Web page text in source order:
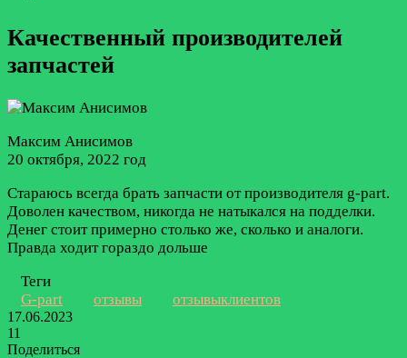
Качественный производителей
запчастей
Максим Анисимов
20 октября, 2022 год
Стараюсь всегда брать запчасти от производителя g-part.
Доволен качеством, никогда не натыкался на подделки.
Денег стоит примерно столько же, сколько и аналоги.
Правда ходит гораздо дольше
Теги
G-part
отзывы отзывыклиентов
17.06.2023
11
Поделиться